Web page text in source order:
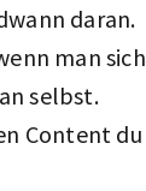
daran.
man sich
selbst.
Content du